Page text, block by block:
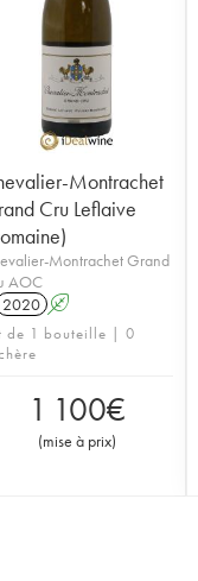
Montrachet
Cru Leflaive
Montrachet Grand
AOC
2020 A
de 1 bouteille | 0
1 100€
(mise à prix)